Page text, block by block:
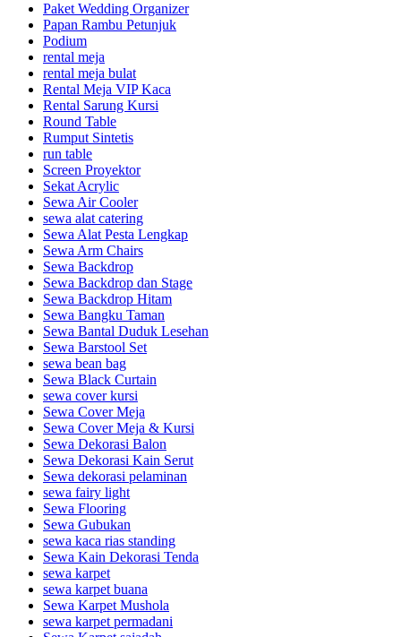
Paket Wedding Organizer
Papan Rambu Petunjuk
Podium
rental meja
rental meja bulat
Rental Meja VIP Kaca
Rental Sarung Kursi
Round Table
Rumput Sintetis
run table
Screen Proyektor
Sekat Acrylic
Sewa Air Cooler
sewa alat catering
Sewa Alat Pesta Lengkap
Sewa Arm Chairs
Sewa Backdrop
Sewa Backdrop dan Stage
Sewa Backdrop Hitam
Sewa Bangku Taman
Sewa Bantal Duduk Lesehan
Sewa Barstool Set
sewa bean bag
Sewa Black Curtain
sewa cover kursi
Sewa Cover Meja
Sewa Cover Meja & Kursi
Sewa Dekorasi Balon
Sewa Dekorasi Kain Serut
Sewa dekorasi pelaminan
sewa fairy light
Sewa Flooring
Sewa Gubukan
sewa kaca rias standing
Sewa Kain Dekorasi Tenda
sewa karpet
sewa karpet buana
Sewa Karpet Mushola
sewa karpet permadani